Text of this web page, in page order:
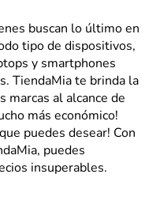
buscan lo último en
tipo de dispositivos,
y smartphones
TiendaMia te brinda la
marcas al alcance de
más económico!
puedes desear! Con
puedes
insuperables.